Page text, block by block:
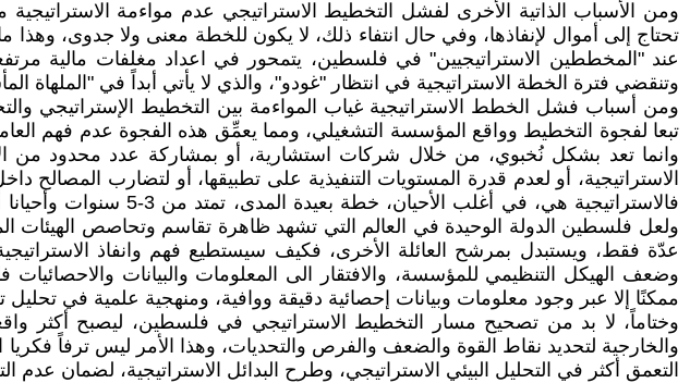
ومن الأسباب الذاتية الأخرى لفشل التخطيط الاستراتيجي عدم مواءمة
تحتاج إلى أموال لإنفاذها، وفي حال انتفاء ذلك، لا يكون للخطة معنى ولا جدوى،
عند "المخططين الاستراتيجيين" في فلسطين، يتمحور في اعداد مغلفات مالية
وتنقضي فترة الخطة الاستراتيجية في انتظار "غودو"، والذي لا يأتي أبداً في "الملهاة
ومن أسباب فشل الخطط الاستراتيجية غياب المواءمة بين التخطيط الإستراتيجي
تبعا لفجوة التخطيط وواقع المؤسسة التشغيلي، ومما يعمِّق هذه الفجوة عدم فهم
وانما تعد بشكل نُخبوي، من خلال شركات استشارية، أو بمشاركة عدد محدود من
الاستراتيجية، أو لعدم قدرة المستويات التنفيذية على تطبيقها، أو لتضارب
فالاستراتيجية هي، في
ولعل فلسطين الدولة الوحيدة في العالم التي تشهد ظاهرة تقاسم وتحاصص الهيئات
عدّة فقط، ويستبدل بمرشح العائلة الأخرى، فكيف سيستطيع فهم وانفاذ
وضعف الهيكل التنظيمي للمؤسسة، والافتقار الى المعلومات والبيانات
ممكنًا إلا عبر وجود معلومات وبيانات إحصائية دقيقة ووافية، ومنهجية علمية في
وختاماً، لا بد من تصحيح مسار التخطيط الاستراتيجي في فلسطين، ليصبح أكثر
والخارجية لتحديد نقاط القوة والضعف والفرص والتحديات، وهذا الأمر ليس ترفاً
التعمق أكثر في التحليل البيئي الاستراتيجي، وطرح البدائل الاستراتيجية، لضمان